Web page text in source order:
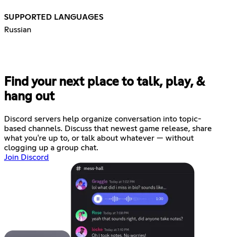
SUPPORTED LANGUAGES
Russian
Find your next place to talk, play, &
hang out
Discord servers help organize conversation into topic-
based channels. Discuss that newest game release, share
what you're up to, or talk about whatever — without
clogging up a group chat.
Join Discord